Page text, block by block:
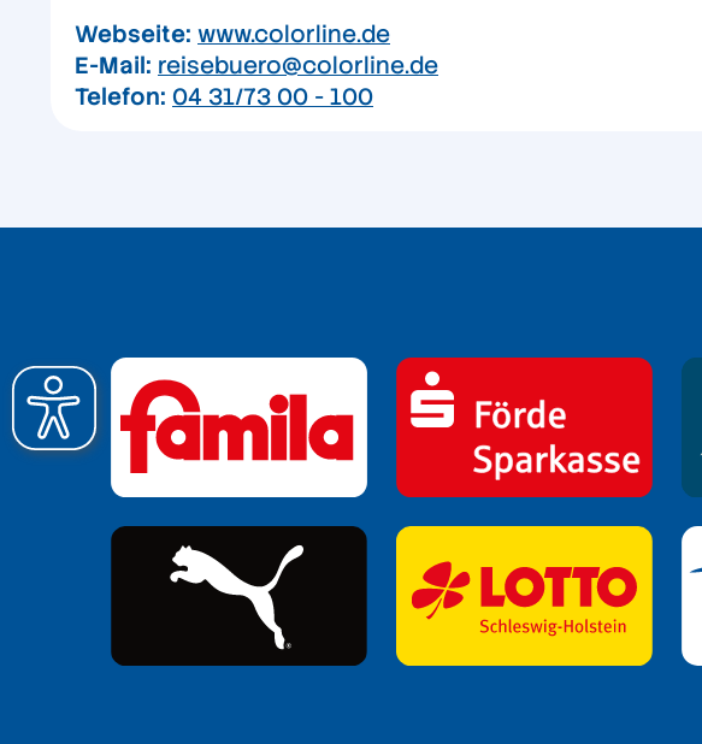
Webseite: www.colorline.de
E-Mail: reisebuero@colorline.de
Telefon: 04 31/73 00 - 100